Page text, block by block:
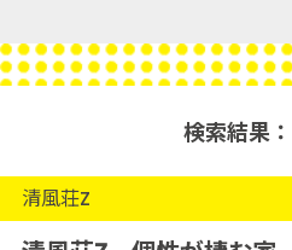
検索結果：
清風荘Z